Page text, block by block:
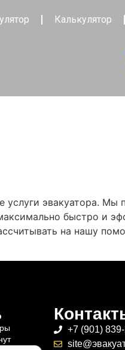
Калькулятор
эвакуатора. Мы
быстро и
на нашу
+7 (901)